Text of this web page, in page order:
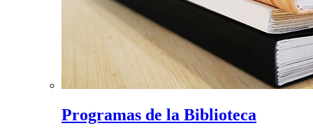
Programas de la Biblioteca